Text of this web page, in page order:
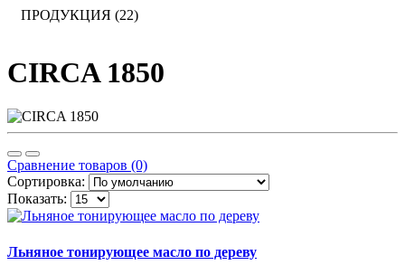
ПРОДУКЦИЯ (22)
CIRCA 1850
Сравнение товаров (0)
Сортировка:
Показать:
Льняное тонирующее масло по дереву